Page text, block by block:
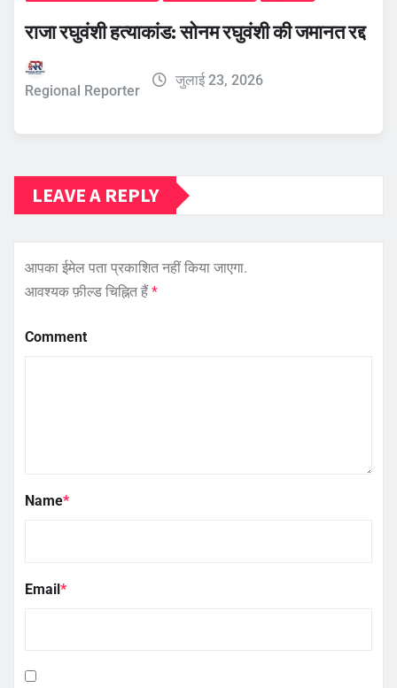
राजा रघुवंशी हत्याकांड: सोनम रघुवंशी की जमानत रद्द
Regional Reporter
जुलाई 23, 2026
LEAVE A REPLY
आपका ईमेल पता प्रकाशित नहीं किया जाएगा.
आवश्यक फ़ील्ड चिह्नित हैं *
Comment
Name*
Email*